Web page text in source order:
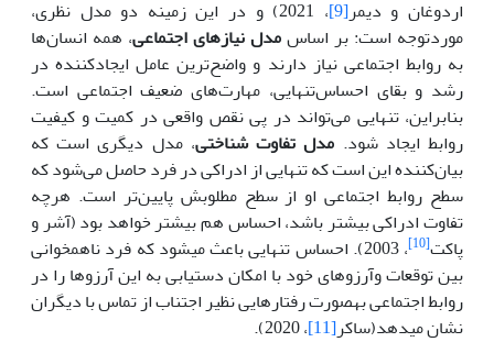
اردوغان و دیمر[9]
، 2021) و در این زمینه دو مدل نظری،
موردتوجه است: بر اساسمدل نیازهای اجتماعی، همه انسان‌ها
به روابط اجتماعی نیاز دارند و واضح‌ترین عامل ‌‌ایجادکننده در
رشد و بقای احساس‌تنهایی، مهارت‌های ضعیف اجتماعی است.
بنابراین، تنهایی می‌تواند در پی نقص واقعی در کمیت و کیفیت
روابط ‌‌ایجاد شود. مدل تفاوت شناختی، مدل دیگری است که
بیان‌کننده‌‌ این است که تنهایی از ادراکی در فرد حاصل ‌‌می‌شود که
سطح روابط اجتماعی او از سطح مطلوبش پایین‌تر است. هرچه
تفاوت ادراکی بیشتر باشد، احساس هم بیشتر خواهد بود (آشر و
پاکت[10]
، 2003). احساس تنهایی باعث می­شود که فرد ناهمخوانی
بین توقعات وآرزوهای خود با امکان دستیابی به این آرزوها را در
روابط اجتماعی به­صورت رفتارهایی نظیر اجتناب از تماس با دیگران
نشان می­دهد(ساکر[11]
، 2020).